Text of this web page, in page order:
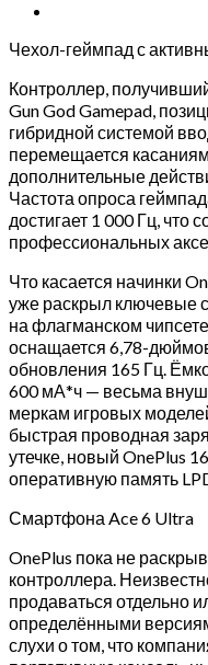
Чехол-геймпад с
Контроллер,
Gun God Gamepad,
гибридной системой
перемещается
дополнительные
Частота опроса
достигает 1 000 Гц, что
профессиональных
Что касается начинки
уже раскрыл ключевые
на флагманском
оснащается 6,78-
обновления 165 Гц.
600 мА*ч — весьма
меркам игровых
быстрая проводная
утечке, новый OnePlus
оперативную память
Смартфона Ace 6 Ultra
OnePlus пока не
контроллера.
продаваться отдельно
определёнными
слухи о том, что